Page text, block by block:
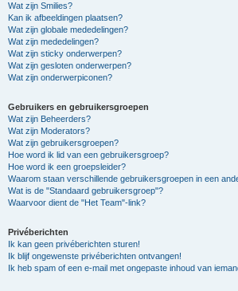
Wat zijn Smilies?
Kan ik afbeeldingen plaatsen?
Wat zijn globale mededelingen?
Wat zijn mededelingen?
Wat zijn sticky onderwerpen?
Wat zijn gesloten onderwerpen?
Wat zijn onderwerpiconen?
Gebruikers en gebruikersgroepen
Wat zijn Beheerders?
Wat zijn Moderators?
Wat zijn gebruikersgroepen?
Hoe word ik lid van een gebruikersgroep?
Hoe word ik een groepsleider?
Waarom staan verschillende gebruikersgroepen in een
Wat is de "Standaard gebruikersgroep"?
Waarvoor dient de "Het Team"-link?
Privéberichten
Ik kan geen privéberichten sturen!
Ik blijf ongewenste privéberichten ontvangen!
Ik heb spam of een e-mail met ongepaste inhoud van